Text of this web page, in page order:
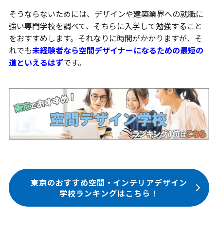
そうならないためには、デザインや建築業界への就職に
強い専門学校を調べて、そちらに入学して勉強すること
をおすすめします。それなりに時間がかかりますが、そ
れでも未経験者なら空間デザイナーになるための最短の
道といえるはずです。
東京のおすすめ空間・インテリアデザイン
学校ランキングはこちら！